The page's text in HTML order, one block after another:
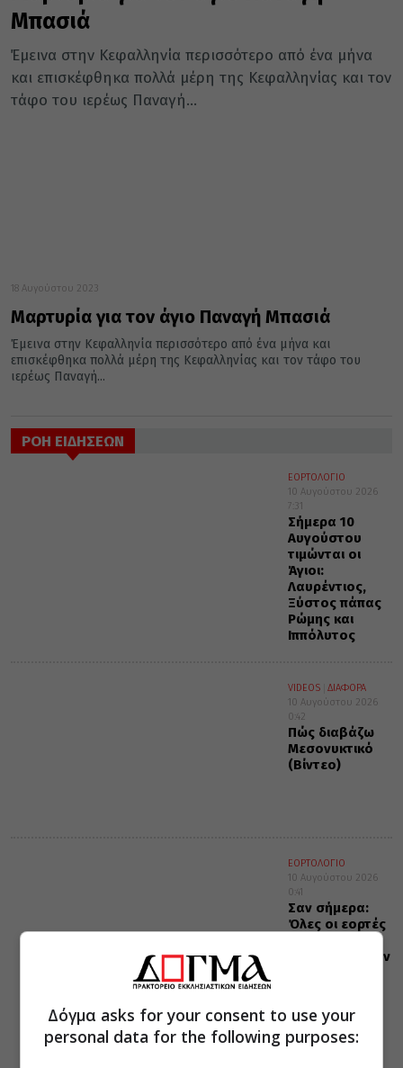
Μπασιά
Έμεινα στην Κεφαλληνία περισσότερο από ένα μήνα
και επισκέφθηκα πολλά μέρη της Κεφαλληνίας και τον
τάφο του ιερέως Παναγή...
18 Αυγούστου 2023
Μαρτυρία για τον άγιο Παναγή Μπασιά
Έμεινα στην Κεφαλληνία περισσότερο από ένα μήνα και
επισκέφθηκα πολλά μέρη της Κεφαλληνίας και τον τάφο του
ιερέως Παναγή...
ΡΟΗ ΕΙΔΗΣΕΩΝ
ΕΟΡΤΟΛΟΓΙΟ
10 Αυγούστου 2026
7:31
Σήμερα 10
Αυγούστου
τιμώνται οι
Άγιοι:
Λαυρέντιος,
Ξύστος πάπας
Ρώμης και
Ιππόλυτος
VIDEOS
ΔΙΑΦΟΡΑ
10 Αυγούστου 2026
0:42
Πώς διαβάζω
Μεσονυκτικό
(Βίντεο)
ΕΟΡΤΟΛΟΓΙΟ
10 Αυγούστου 2026
0:41
Σαν σήμερα:
Όλες οι εορτές
που συνέβησαν
Δόγμα asks for your consent to use your
personal data for the following purposes: